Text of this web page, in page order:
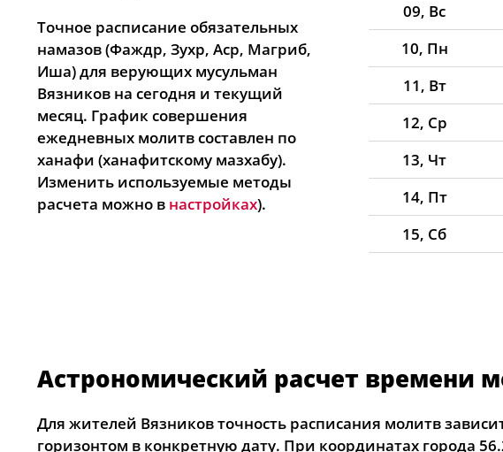
Точное расписание обязательных
намазов (Фаждр, Зухр, Аср, Магриб,
Иша) для верующих мусульман
Вязников на сегодня и текущий
месяц. График совершения
ежедневных молитв составлен по
ханафи (ханафитскому мазхабу).
Изменить используемые методы
расчета можно в настройках).
09, Вс
10, Пн
11, Вт
12, Ср
13, Чт
14, Пт
15, Сб
19, Ср
20, Чт
Астрономический расчет времени
Для жителей Вязников точность расписания молитв
горизонтом в конкретную дату. При координатах города